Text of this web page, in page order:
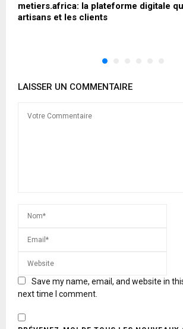
metiers.africa: la plateforme digitale
artisans et les clients
LAISSER UN COMMENTAIRE
Save my name, email, and website in
next time I comment.